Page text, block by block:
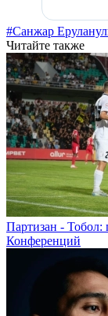
#Санжар
Читайте также
Партизан - Тобол:
Конференций